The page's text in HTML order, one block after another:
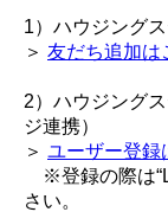
1）ハウジング
＞ 友だち追加は
2）ハウジング
ジ連携）
＞ ユーザー登録
※登録の際は
さい。